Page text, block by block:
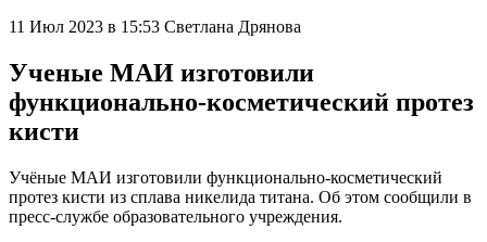
11 Июл 2023 в 15:53 Светлана Дрянова
Ученые МАИ изготовили
функционально-косметический протез
кисти
Учёные МАИ изготовили функционально-косметический
протез кисти из сплава никелида титана. Об этом сообщили в
пресс-службе образовательного учреждения.